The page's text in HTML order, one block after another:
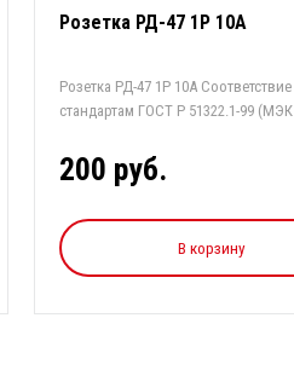
Розетка РД-47 1Р 10А
Розетка РД-47 1Р 10А Соответствие
стандартам ГОСТ Р 51322.1-99 (МЭК
200 руб.
В корзину